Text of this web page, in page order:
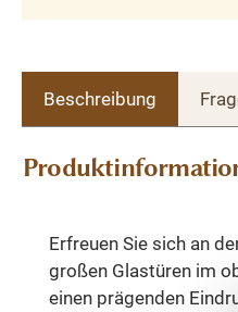
Beschreibung
Erfreuen Sie sich an
großen Glastüren im
einen prägenden